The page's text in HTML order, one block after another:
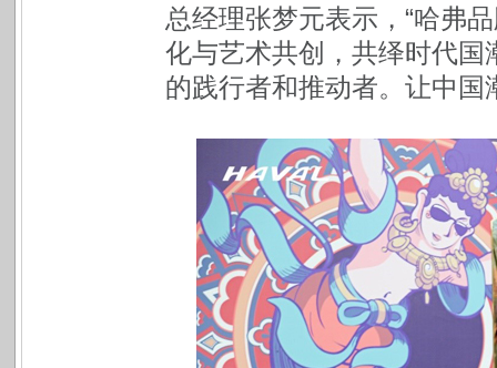
总经理张梦元表示，“哈弗
化与艺术共创，共绎时代
的践行者和推动者。让中国